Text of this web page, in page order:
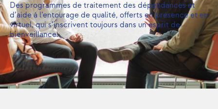
Des programmes de traitement des dépendances et
d’aide à l’entourage de qualité, offerts en présence et en
virtuel, qui s’inscrivent toujours dans un esprit de
bienveillance.